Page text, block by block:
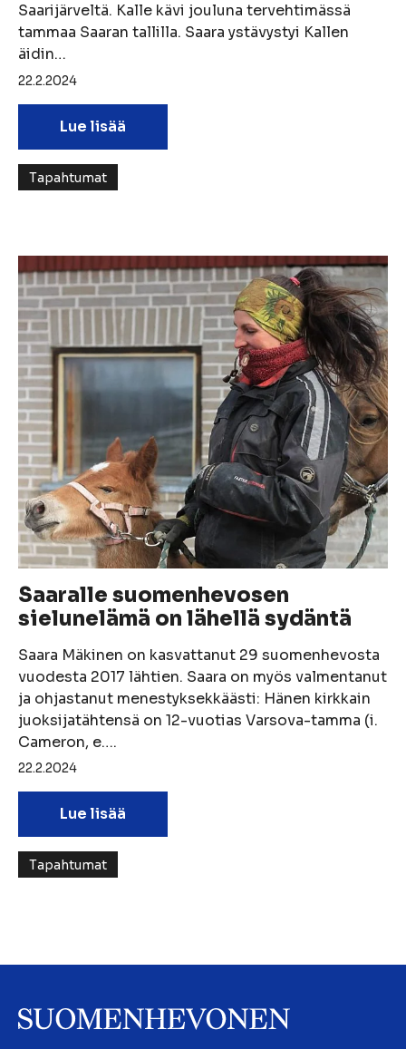
Saarijärveltä. Kalle kävi jouluna tervehtimässä
tammaa Saaran tallilla. Saara ystävystyi Kallen
äidin…
22.2.2024
Lue lisää
Tapahtumat
Saaralle suomenhevosen
sielunelämä on lähellä sydäntä
Saara Mäkinen on kasvattanut 29 suomenhevosta
vuodesta 2017 lähtien. Saara on myös valmentanut
ja ohjastanut menestyksekkäästi: Hänen kirkkain
juoksijatähtensä on 12-vuotias Varsova-tamma (i.
Cameron, e….
22.2.2024
Lue lisää
Tapahtumat